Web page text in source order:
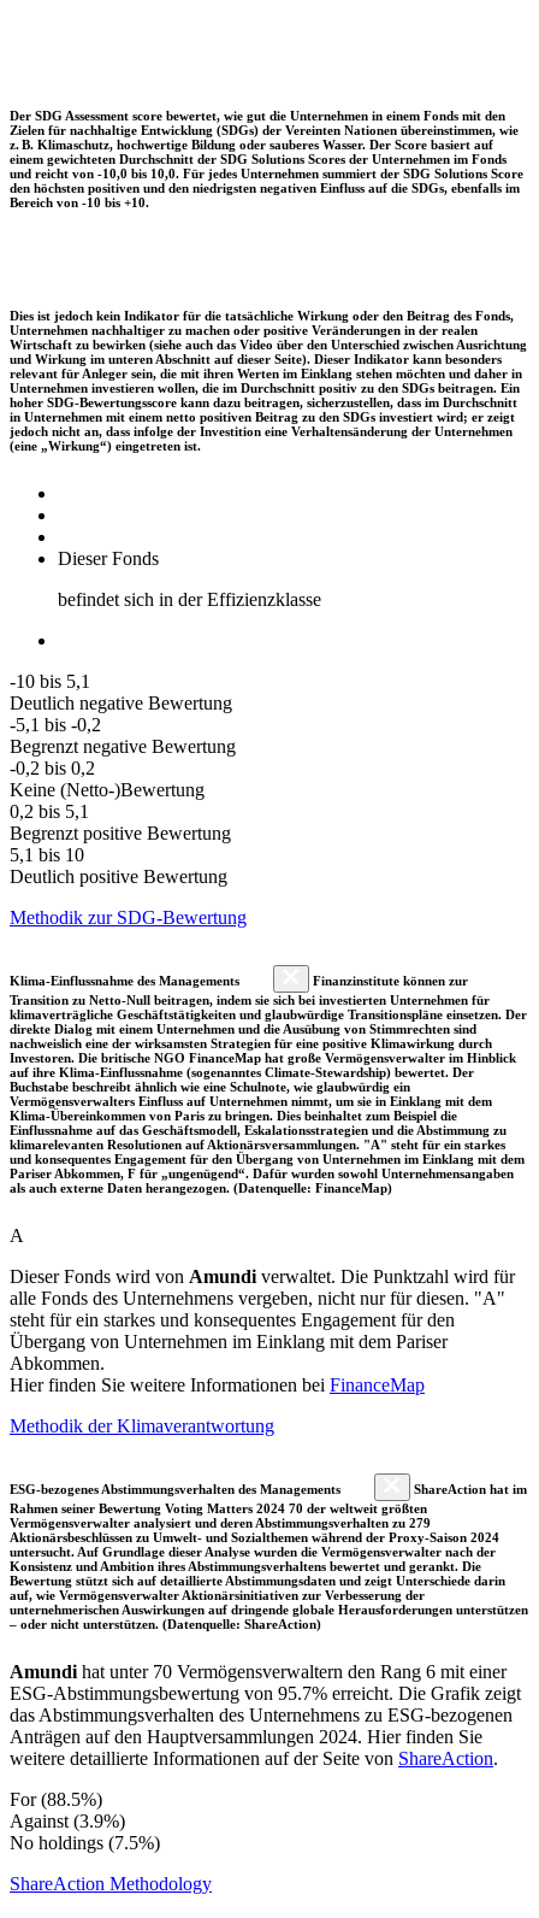
Der SDG Assessment score bewertet, wie gut die Unternehmen in einem Fonds mit den
Zielen für nachhaltige Entwicklung (SDGs) der Vereinten Nationen übereinstimmen, wie
z. B. Klimaschutz, hochwertige Bildung oder sauberes Wasser. Der Score basiert auf
einem gewichteten Durchschnitt der SDG Solutions Scores der Unternehmen im Fonds
und reicht von -10,0 bis 10,0. Für jedes Unternehmen summiert der SDG Solutions Score
den höchsten positiven und den niedrigsten negativen Einfluss auf die SDGs, ebenfalls im
Bereich von -10 bis +10.
Dies ist jedoch kein Indikator für die tatsächliche Wirkung oder den Beitrag des Fonds,
Unternehmen nachhaltiger zu machen oder positive Veränderungen in der realen
Wirtschaft zu bewirken (siehe auch das Video über den Unterschied zwischen Ausrichtung
und Wirkung im unteren Abschnitt auf dieser Seite). Dieser Indikator kann besonders
relevant für Anleger sein, die mit ihren Werten im Einklang stehen möchten und daher in
Unternehmen investieren wollen, die im Durchschnitt positiv zu den SDGs beitragen. Ein
hoher SDG-Bewertungsscore kann dazu beitragen, sicherzustellen, dass im Durchschnitt
in Unternehmen mit einem netto positiven Beitrag zu den SDGs investiert wird; er zeigt
jedoch nicht an, dass infolge der Investition eine Verhaltensänderung der Unternehmen
(eine „Wirkung“) eingetreten ist.
Dieser Fonds
befindet sich in der Effizienzklasse
-10 bis 5,1
Deutlich negative Bewertung
-5,1 bis -0,2
Begrenzt negative Bewertung
-0,2 bis 0,2
Keine (Netto-)Bewertung
0,2 bis 5,1
Begrenzt positive Bewertung
5,1 bis 10
Deutlich positive Bewertung
Methodik zur SDG-Bewertung
Klima-Einflussnahme des Managements
Finanzinstitute können zur
Transition zu Netto-Null beitragen, indem sie sich bei investierten Unternehmen für
klimaverträgliche Geschäftstätigkeiten und glaubwürdige Transitionspläne einsetzen. Der
direkte Dialog mit einem Unternehmen und die Ausübung von Stimmrechten sind
nachweislich eine der wirksamsten Strategien für eine positive Klimawirkung durch
Investoren. Die britische NGO FinanceMap hat große Vermögensverwalter im Hinblick
auf ihre Klima-Einflussnahme (sogenanntes Climate-Stewardship) bewertet. Der
Buchstabe beschreibt ähnlich wie eine Schulnote, wie glaubwürdig ein
Vermögensverwalters Einfluss auf Unternehmen nimmt, um sie in Einklang mit dem
Klima-Übereinkommen von Paris zu bringen. Dies beinhaltet zum Beispiel die
Einflussnahme auf das Geschäftsmodell, Eskalationsstrategien und die Abstimmung zu
klimarelevanten Resolutionen auf Aktionärsversammlungen. "A" steht für ein starkes
und konsequentes Engagement für den Übergang von Unternehmen im Einklang mit dem
Pariser Abkommen, F für „ungenügend“. Dafür wurden sowohl Unternehmensangaben
als auch externe Daten herangezogen. (Datenquelle: FinanceMap)
A
Dieser Fonds wird von Amundi verwaltet. Die Punktzahl wird für
alle Fonds des Unternehmens vergeben, nicht nur für diesen. "A"
steht für ein starkes und konsequentes Engagement für den
Übergang von Unternehmen im Einklang mit dem Pariser
Abkommen.
Hier finden Sie weitere Informationen bei FinanceMap
Methodik der Klimaverantwortung
ESG-bezogenes Abstimmungsverhalten des Managements
ShareAction hat im
Rahmen seiner Bewertung Voting Matters 2024 70 der weltweit größten
Vermögensverwalter analysiert und deren Abstimmungsverhalten zu 279
Aktionärsbeschlüssen zu Umwelt- und Sozialthemen während der Proxy-Saison 2024
untersucht. Auf Grundlage dieser Analyse wurden die Vermögensverwalter nach der
Konsistenz und Ambition ihres Abstimmungsverhaltens bewertet und gerankt. Die
Bewertung stützt sich auf detaillierte Abstimmungsdaten und zeigt Unterschiede darin
auf, wie Vermögensverwalter Aktionärsinitiativen zur Verbesserung der
unternehmerischen Auswirkungen auf dringende globale Herausforderungen unterstützen
– oder nicht unterstützen. (Datenquelle: ShareAction)
Amundi hat unter 70 Vermögensverwaltern den Rang 6 mit einer
ESG-Abstimmungsbewertung von 95.7% erreicht. Die Grafik zeigt
das Abstimmungsverhalten des Unternehmens zu ESG-bezogenen
Anträgen auf den Hauptversammlungen 2024. Hier finden Sie
weitere detaillierte Informationen auf der Seite von ShareAction.
For (88.5%)
Against (3.9%)
No holdings (7.5%)
ShareAction Methodology